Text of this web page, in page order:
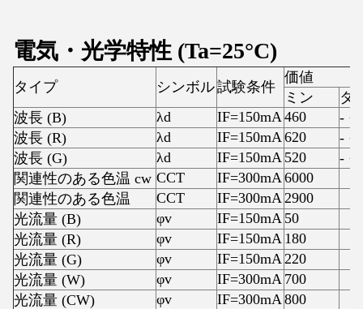
電気・光学特性 (Ta=25°C)
タイプ シンボル試験条件
価値
ミン
タ
波長 (B)
λd IF=150mA 460
-
波長 (R)
λd IF=150mA 620
-
波長 (G)
λd IF=150mA 520
-
関連性のある色温 cw CCT IF=300mA 6000
関連性のある色温
CCT IF=300mA 2900
光流量 (B)
φv IF=150mA 50
光流量 (R)
φv IF=150mA 180
光流量 (G)
φv IF=150mA 220
光流量 (W)
φv IF=300mA 700
光流量 (CW)
φv IF=300mA 800